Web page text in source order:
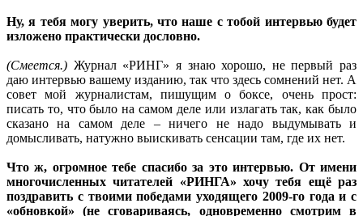
Ну, я тебя могу уверить, что наше с тобой интервью будет
изложено практически дословно.
(Cмеется.) Журнал «РИНГ» я знаю хорошо, не первый раз
даю интервью вашему изданию, так что здесь сомнений нет. А
совет мой журналистам, пишущим о боксе, очень прост:
писать то, что было на самом деле или излагать так, как было
сказано на самом деле – ничего не надо выдумывать и
домысливать, натужно выискивать сенсации там, где их нет.
Что ж, огромное тебе спасибо за это интервью. От имени
многочисленных читателей «РИНГА» хочу тебя ещё раз
поздравить с твоими победами уходящего 2009-го года и с
«обновкой» (не сговариваясь, одновременно смотрим в